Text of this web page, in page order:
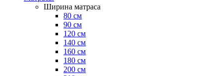
Ширина матраса
80 см
90 см
120 см
140 см
160 см
180 см
200 см